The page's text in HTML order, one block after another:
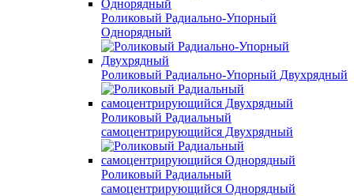
Роликовый Радиально-Упорный
Однорядный
Роликовый Радиально-Упорный Двухрядный
Роликовый Радиальный
самоцентрирующийся Двухрядный
Роликовый Радиальный
самоцентрирующийся Однорядный